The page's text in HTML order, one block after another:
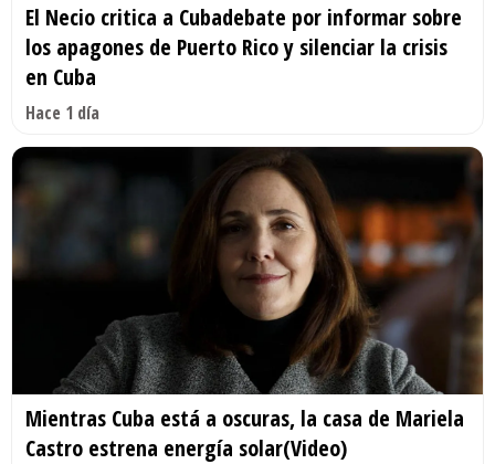
El Necio critica a Cubadebate por informar sobre
los apagones de Puerto Rico y silenciar la crisis
en Cuba
Hace 1 día
Mientras Cuba está a oscuras, la casa de Mariela
Castro estrena energía solar(Video)